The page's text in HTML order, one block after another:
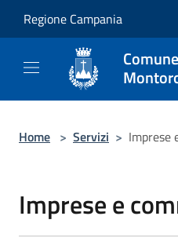
Regione Campania
Home > Servizi > Imprese
Imprese e